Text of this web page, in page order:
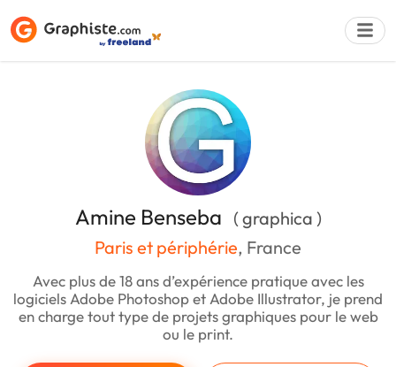
Amine Benseba ( graphica )
Paris et périphérie, France
Avec plus de 18 ans d’expérience pratique avec les
logiciels Adobe Photoshop et Adobe Illustrator, je prend
en charge tout type de projets graphiques pour le web
ou le print.